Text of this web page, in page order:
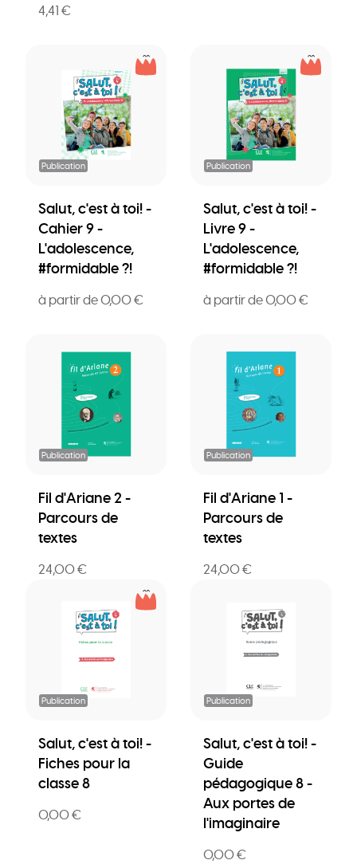
4,41 €
Publication
Salut, c'est à toi! -
Cahier 9 -
L'adolescence,
#formidable ?!
à partir de 0,00 €
Publication
Salut, c'est à toi! -
Livre 9 -
L'adolescence,
#formidable ?!
à partir de 0,00 €
Publication
Fil d'Ariane 2 -
Parcours de
textes
24,00 €
Publication
Fil d'Ariane 1 -
Parcours de
textes
24,00 €
Publication
Salut, c'est à toi! -
Fiches pour la
classe 8
0,00 €
Publication
Salut, c'est à toi! -
Guide
pédagogique 8 -
Aux portes de
l'imaginaire
0,00 €